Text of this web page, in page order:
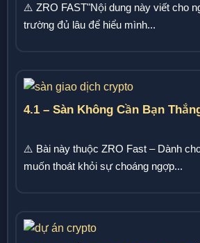
⚠️ ZRO FAST"Nội dung này viết cho
trường đủ lâu để hiểu mình...
4.1 – Sàn Không Cần Bạn
⚠️ Bài này thuộc ZRO Fast – Dành
muốn thoát khỏi sự choáng ngợp...